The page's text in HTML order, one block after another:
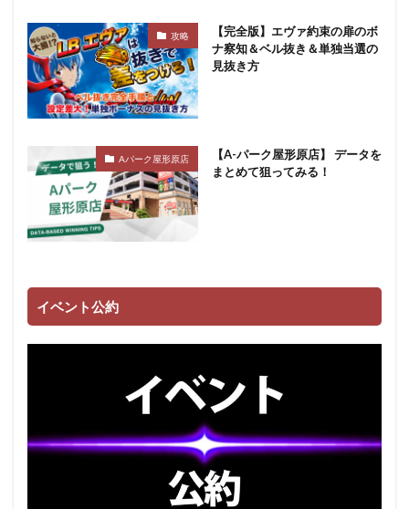
攻略
【完全版】エヴァ約束の扉のボ
ナ察知＆ベル抜き＆単独当選の
見抜き方
Aパーク屋形原店
【A-パーク屋形原店】 データを
まとめて狙ってみる！
イベント公約